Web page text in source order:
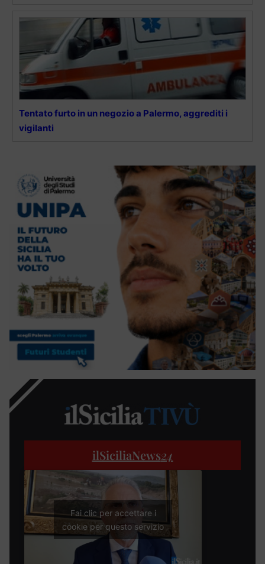
Tentato furto in un negozio a Palermo, aggrediti i
vigilanti
ilSiciliaNews24
Fai clic per accettare i
cookie per questo servizio